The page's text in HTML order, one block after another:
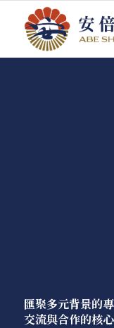
匯聚多元背景的
交流與合作的核